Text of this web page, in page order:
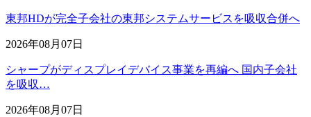
東邦HDが完全子会社の東邦システムサービスを吸収合併へ
2026年08月07日
シャープがディスプレイデバイス事業を再編へ 国内子会社
を吸収…
2026年08月07日